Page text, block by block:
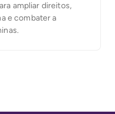
ampliar direitos,
e combater a